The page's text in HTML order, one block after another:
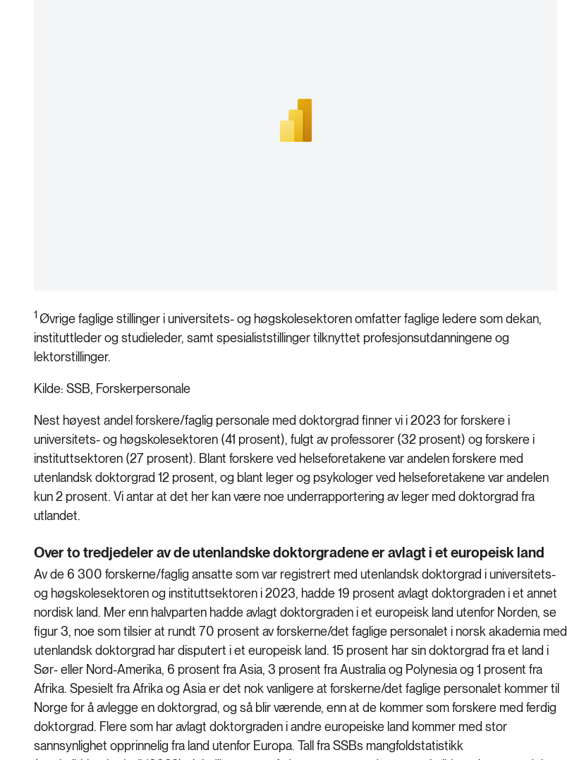
1 Øvrige faglige stillinger i universitets- og høgskolesektoren omfatter faglige ledere som dekan,
instituttleder og studieleder, samt spesialiststillinger tilknyttet profesjonsutdanningene og
lektorstillinger.
Kilde: SSB, Forskerpersonale
Nest høyest andel forskere/faglig personale med doktorgrad finner vi i 2023 for forskere i
universitets- og høgskolesektoren (41 prosent), fulgt av professorer (32 prosent) og forskere i
instituttsektoren (27 prosent). Blant forskere ved helseforetakene var andelen forskere med
utenlandsk doktorgrad 12 prosent, og blant leger og psykologer ved helseforetakene var andelen
kun 2 prosent. Vi antar at det her kan være noe underrapportering av leger med doktorgrad fra
utlandet.
Over to tredjedeler av de utenlandske doktorgradene er avlagt i et europeisk land
Av de 6 300 forskerne/faglig ansatte som var registrert med utenlandsk doktorgrad i universitets-
og høgskolesektoren og instituttsektoren i 2023, hadde 19 prosent avlagt doktorgraden i et annet
nordisk land. Mer enn halvparten hadde avlagt doktorgraden i et europeisk land utenfor Norden, se
figur 3, noe som tilsier at rundt 70 prosent av forskerne/det faglige personalet i norsk akademia med
utenlandsk doktorgrad har disputert i et europeisk land. 15 prosent har sin doktorgrad fra et land i
Sør- eller Nord-Amerika, 6 prosent fra Asia, 3 prosent fra Australia og Polynesia og 1 prosent fra
Afrika. Spesielt fra Afrika og Asia er det nok vanligere at forskerne/det faglige personalet kommer til
Norge for å avlegge en doktorgrad, og så blir værende, enn at de kommer som forskere med ferdig
doktorgrad. Flere som har avlagt doktorgraden i andre europeiske land kommer med stor
sannsynlighet opprinnelig fra land utenfor Europa. Tall fra SSBs mangfoldstatistikk